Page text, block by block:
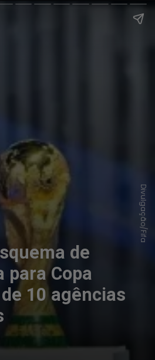
de
para Copa
10 agências
Divulgação/Fifa